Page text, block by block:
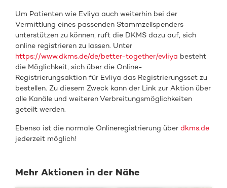
Um Patienten wie Evliya auch weiterhin bei der
Vermittlung eines passenden Stammzellspenders
unterstützen zu können, ruft die DKMS dazu auf, sich
online registrieren zu lassen. Unter
https://www.dkms.de/de/better-together/evliya besteht
die Möglichkeit, sich über die Online-
Registrierungsaktion für Evliya das Registrierungsset zu
bestellen. Zu diesem Zweck kann der Link zur Aktion über
alle Kanäle und weiteren Verbreitungsmöglichkeiten
geteilt werden.
Ebenso ist die normale Onlineregistrierung überdkms.de
jederzeit möglich!
Mehr Aktionen in der Nähe